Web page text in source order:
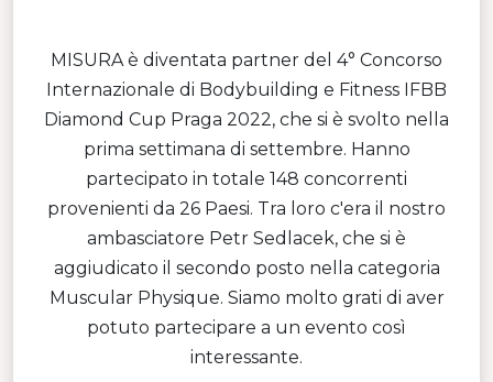
MISURA è diventata partner del 4° Concorso
Internazionale di Bodybuilding e Fitness IFBB
Diamond Cup Praga 2022, che si è svolto nella
prima settimana di settembre. Hanno
partecipato in totale 148 concorrenti
provenienti da 26 Paesi. Tra loro c'era il nostro
ambasciatore Petr Sedlacek, che si è
aggiudicato il secondo posto nella categoria
Muscular Physique. Siamo molto grati di aver
potuto partecipare a un evento così
interessante.